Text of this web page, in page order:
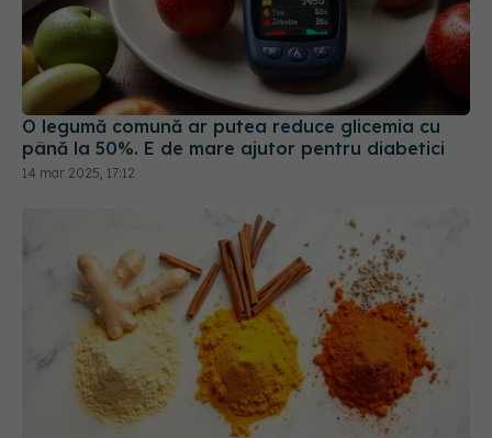
O legumă comună ar putea reduce glicemia cu
până la 50%. E de mare ajutor pentru diabetici
14 mar 2025, 17:12